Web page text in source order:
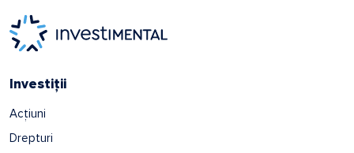
Investiții
Acțiuni
Drepturi